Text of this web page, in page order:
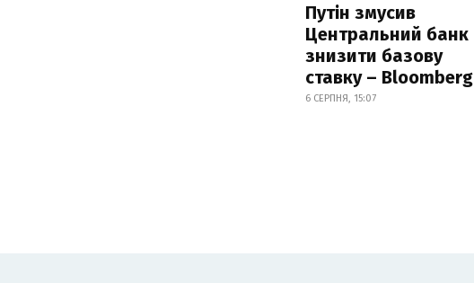
Путін змусив
Центральний банк
знизити базову
ставку – Bloomberg
6 СЕРПНЯ, 15:07